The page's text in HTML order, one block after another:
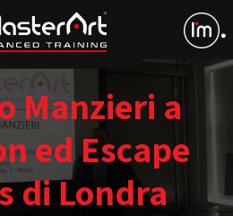
Manzieri a
ed Escape
di Londra